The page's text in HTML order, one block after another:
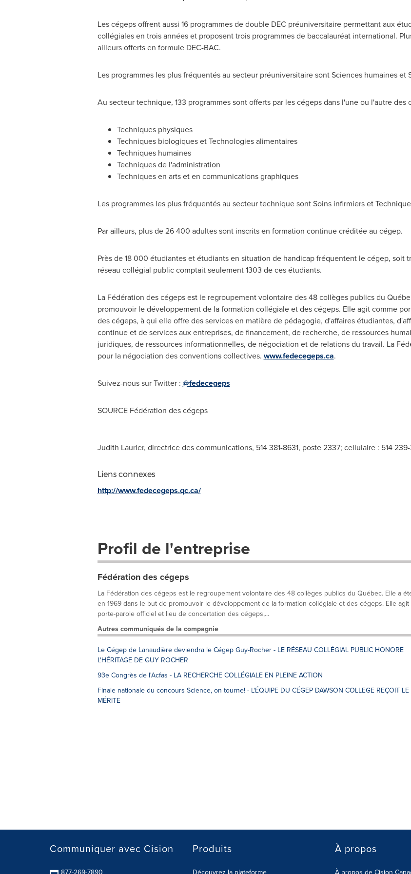
Les cégeps offrent aussi 16 programmes de double DEC préuniversitaire permettant aux
collégiales en trois années et proposent trois programmes de baccalauréat international.
ailleurs offerts en formule DEC-BAC.
Les programmes les plus fréquentés au secteur préuniversitaire sont Sciences humaines et
Au secteur technique, 133 programmes sont offerts par les cégeps dans l'une ou l'autre des
Techniques physiques
Techniques biologiques et Technologies alimentaires
Techniques humaines
Techniques de l'administration
Techniques en arts et en communications graphiques
Les programmes les plus fréquentés au secteur technique sont Soins infirmiers et
Par ailleurs, plus de 26 400 adultes sont inscrits en formation continue créditée au cégep.
Près de 18 000 étudiantes et étudiants en situation de handicap fréquentent le cégep, soit
réseau collégial public comptait seulement 1303 de ces étudiants.
La Fédération des cégeps est le regroupement volontaire des 48 collèges publics du
promouvoir le développement de la formation collégiale et des cégeps. Elle agit comme
des cégeps, à qui elle offre des services en matière de pédagogie, d'affaires étudiantes,
continue et de services aux entreprises, de financement, de recherche, de ressources
juridiques, de ressources informationnelles, de négociation et de relations du travail. La
pour la négociation des conventions collectives. www.fedecegeps.ca.
Suivez-nous sur Twitter : @fedecegeps
SOURCE Fédération des cégeps
Judith Laurier, directrice des communications, 514 381-8631, poste 2337; cellulaire : 514
Liens connexes
http://www.fedecegeps.qc.ca/
Profil de l'entreprise
Fédération des cégeps
La Fédération des cégeps est le regroupement volontaire des 48 collèges publics du Québec. Elle a
en 1969 dans le but de promouvoir le développement de la formation collégiale et des cégeps. Elle agit
porte-parole officiel et lieu de concertation des cégeps,...
Autres communiqués de la compagnie
Le Cégep de Lanaudière deviendra le Cégep Guy-Rocher - LE RÉSEAU COLLÉGIAL PUBLIC HONORE
L'HÉRITAGE DE GUY ROCHER
93e Congrès de l'Acfas - LA RECHERCHE COLLÉGIALE EN PLEINE ACTION
Finale nationale du concours Science, on tourne! - L'ÉQUIPE DU CÉGEP DAWSON COLLEGE REÇOIT LE
MÉRITE
Communiquer avec Cision Produits À propos